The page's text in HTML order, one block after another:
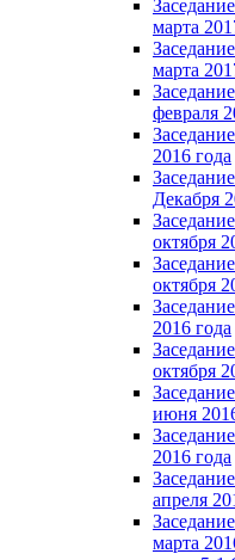
марта
марта
февраля
2016 года
Декабря
октября
октября
2016 года
октября
июня
2016 года
апреля
марта